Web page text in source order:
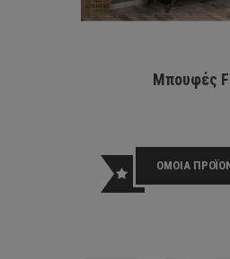
Μπουφές
ΟΜΟΙΑ